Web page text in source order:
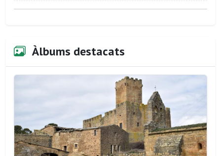
Àlbums destacats